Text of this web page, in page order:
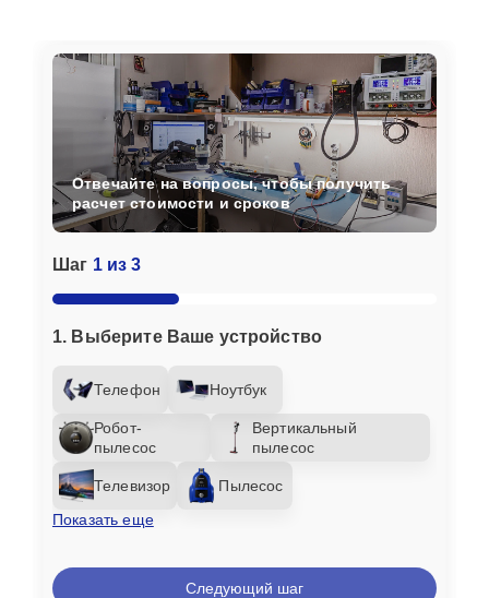
Шаг 1 из 3
1. Выберите Ваше устройство
Телефон Ноутбук
Робот-
пылесос
Вертикальный
пылесос
Телевизор
Пылесос
Показать еще
Отвечайте на вопросы, чтобы получить
расчет стоимости и сроков
Следующий шаг